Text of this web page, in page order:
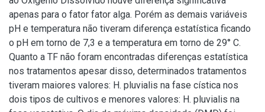
apenas para o fator fator alga. Porém as demais variáveis
pH e temperatura não tiveram diferença estatística ficando
o pH em torno de 7,3 e a temperatura em torno de 29° C.
Quanto a TF não foram encontradas diferenças estatística
nos tratamentos apesar disso, determinados tratamentos
tiveram maiores valores: H. pluvialis na fase cística nos
dois tipos de cultivos e menores valores: H. pluvialis na